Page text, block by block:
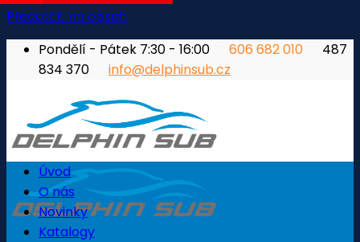
Přeskočit na obsah
Pondělí - Pátek 7:30 - 16:00
606 682 010
487
834 370
info@delphinsub.cz
Úvod
O nás
Novinky
Katalogy